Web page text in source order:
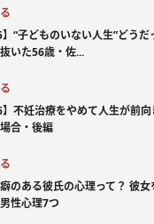
】“子どものいない人生”どう
いた56歳・佐...
】不妊治療をやめて人生が前
合・後編
のある彼氏の心理って？ 彼
性心理7つ